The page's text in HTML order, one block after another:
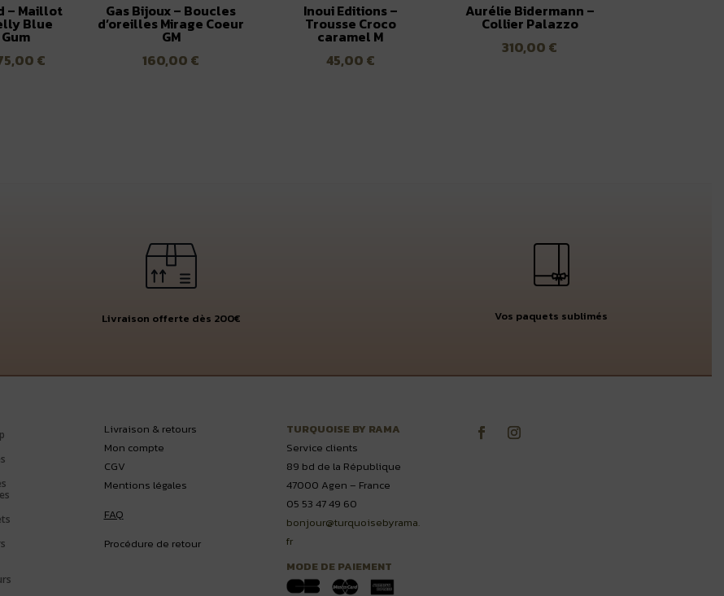
– Maillot
Blue
€Le
Gas Bijoux – Boucles
d’oreilles Mirage Coeur
GM
160,00 €
Inoui Editions –
Trousse Croco
caramel M
45,00 €
Aurélie Bidermann –
Collier Palazzo
310,00 €
Livraison offerte dès 200€ Vos paquets sublimés
Livraison & retours
Mon compte
CGV
Mentions légales
FAQ
Procédure de retour
TURQUOISE BY RAMA
Service clients
89 bd de la République
47000 Agen – France
05 53 47 49 60
bonjour@turquoisebyrama.
fr
MODE DE PAIEMENT